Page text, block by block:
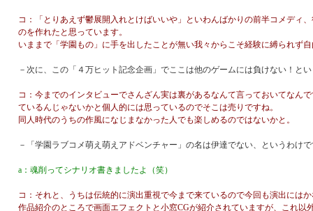
コ：「とりあえず鬱展開入れとけばいいや」といわんばかりの前半コメディ
のを作れたと思っています。
いままで「学園もの」に手を出したことが無い我々からこそ経験に縛られず
－次に、この「４万ヒット記念企画」でここは他のゲームには負けない！と
コ：今までのインタビューでさんざん実は裏があるなんて言っておいてなん
ているんじゃないかと個人的には思っているのでそこは売りですね。
同人時代のうちの作風になじまなかった人でも楽しめるのではないかと。
－「学園ラブコメ萌え萌えアドベンチャー」の名は伊達でない、というわけ
a：魂削ってシナリオ書きましたよ（笑）
コ：それと、うちは伝統的に演出重視で今まで来ているので今回も演出には
作品紹介のところで画面エフェクトと小窓CGが紹介されていますが、これ